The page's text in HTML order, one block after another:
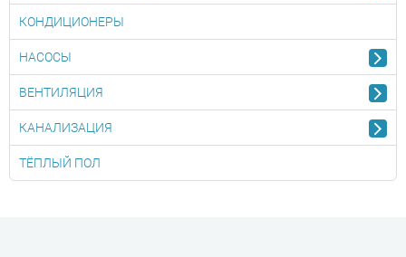
КОНДИЦИОНЕРЫ
НАСОСЫ
ВЕНТИЛЯЦИЯ
КАНАЛИЗАЦИЯ
ТЁПЛЫЙ ПОЛ